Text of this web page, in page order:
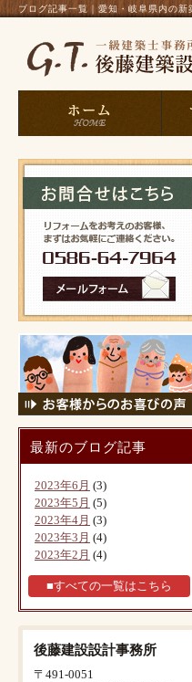
ブログ記事一覧｜愛知・岐阜県内の
最新のブログ記事
2023年6月 (3)
2023年5月 (5)
2023年4月 (3)
2023年3月 (4)
2023年2月 (4)
■すべての一覧はこちら
後藤建設設計事務所
〒491-0051